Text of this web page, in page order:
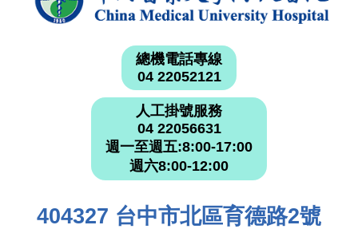
總機電話專線
04 22052121
人工掛號服務
04 22056631
週一至週五:8:00-17:00
週六8:00-12:00
404327 台中市北區育德路2號